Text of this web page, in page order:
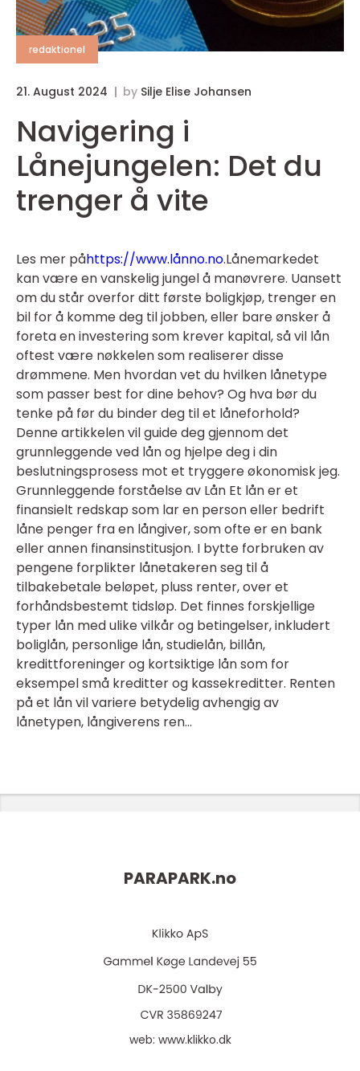
redaktionel
21. August 2024 by Silje Elise Johansen
Navigering i
Lånejungelen: Det du
trenger å vite
Les mer påhttps://www.lånno.no.Lånemarkedet
kan være en vanskelig jungel å manøvrere. Uansett
om du står overfor ditt første boligkjøp, trenger en
bil for å komme deg til jobben, eller bare ønsker å
foreta en investering som krever kapital, så vil lån
oftest være nøkkelen som realiserer disse
drømmene. Men hvordan vet du hvilken lånetype
som passer best for dine behov? Og hva bør du
tenke på før du binder deg til et låneforhold?
Denne artikkelen vil guide deg gjennom det
grunnleggende ved lån og hjelpe deg i din
beslutningsprosess mot et tryggere økonomisk jeg.
Grunnleggende forståelse av Lån Et lån er et
finansielt redskap som lar en person eller bedrift
låne penger fra en långiver, som ofte er en bank
eller annen finansinstitusjon. I bytte forbruken av
pengene forplikter lånetakeren seg til å
tilbakebetale beløpet, pluss renter, over et
forhåndsbestemt tidsløp. Det finnes forskjellige
typer lån med ulike vilkår og betingelser, inkludert
boliglån, personlige lån, studielån, billån,
kredittforeninger og kortsiktige lån som for
eksempel små kreditter og kassekreditter. Renten
på et lån vil variere betydelig avhengig av
lånetypen, långiverens ren...
PARAPARK.no
web: www.klikko.dk